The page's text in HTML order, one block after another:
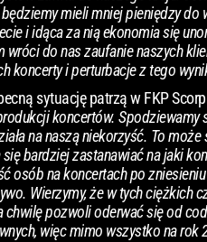
mieli mniej pieniędzy do
i idąca za nią ekonomia się
do nas zaufanie naszych
koncerty i perturbacje z tego
sytuację patrzą w FKP
koncertów. Spodziewamy
na naszą niekorzyść. To
bardziej zastanawiać na jaki
osób na koncertach po
Wierzymy, że w tych
chwilę pozwoli oderwać się od
więc mimo wszystko na